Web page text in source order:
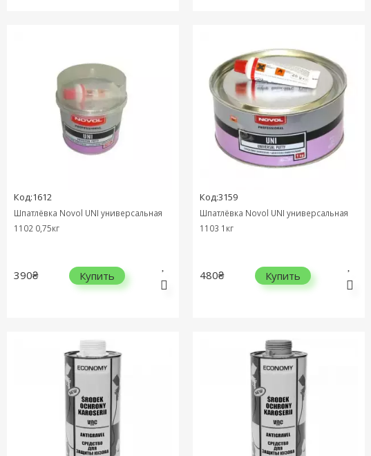
Код:1612
Шпатлёвка Novol UNI универсальная
1102 0,75кг
390₴ Купить
Код:3159
Шпатлёвка Novol UNI универсальная
1103 1кг
480₴ Купить